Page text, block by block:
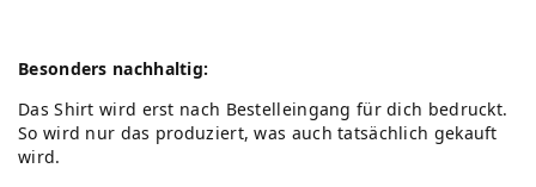
Besonders nachhaltig:
Das Shirt wird erst nach Bestelleingang für dich bedruckt.
So wird nur das produziert, was auch tatsächlich gekauft
wird.